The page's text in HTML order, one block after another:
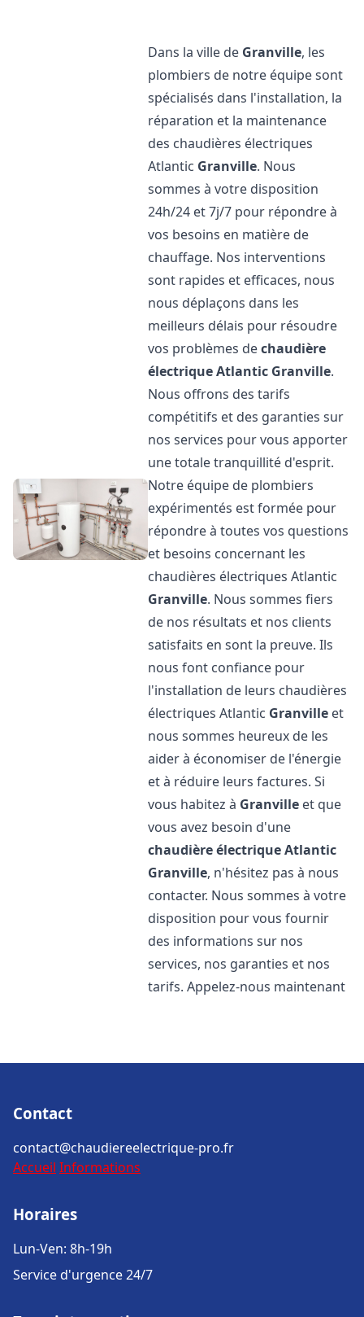
Dans la ville de Granville, les
plombiers de notre équipe sont
spécialisés dans l'installation, la
réparation et la maintenance
des chaudières électriques
Atlantic Granville. Nous
sommes à votre disposition
24h/24 et 7j/7 pour répondre à
vos besoins en matière de
chauffage. Nos interventions
sont rapides et efficaces, nous
nous déplaçons dans les
meilleurs délais pour résoudre
vos problèmes dechaudière
électrique Atlantic Granville.
Nous offrons des tarifs
compétitifs et des garanties sur
nos services pour vous apporter
une totale tranquillité d'esprit.
Notre équipe de plombiers
expérimentés est formée pour
répondre à toutes vos questions
et besoins concernant les
chaudières électriques Atlantic
Granville. Nous sommes fiers
de nos résultats et nos clients
satisfaits en sont la preuve. Ils
nous font confiance pour
l'installation de leurs chaudières
électriques Atlantic Granville et
nous sommes heureux de les
aider à économiser de l'énergie
et à réduire leurs factures. Si
vous habitez à Granville et que
vous avez besoin d'une
chaudière électrique Atlantic
Granville, n'hésitez pas à nous
contacter. Nous sommes à votre
disposition pour vous fournir
des informations sur nos
services, nos garanties et nos
tarifs. Appelez-nous maintenant
Contact
contact@chaudiereelectrique-pro.fr
Accueil Informations
Horaires
Lun-Ven: 8h-19h
Service d'urgence 24/7